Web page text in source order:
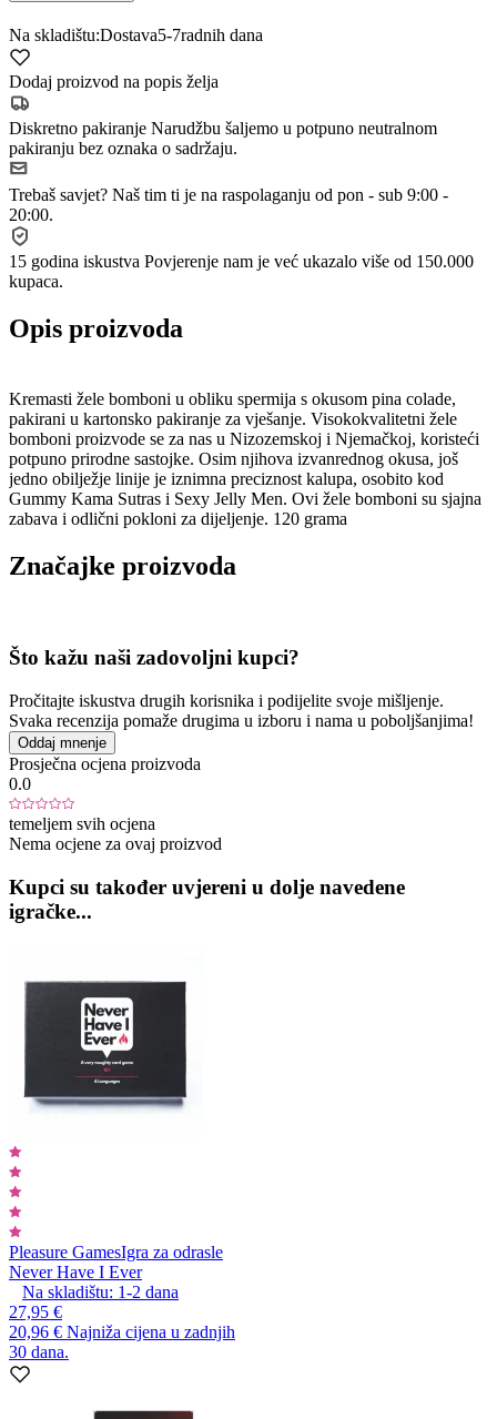
Na skladištu:Dostava5-7radnih dana
Dodaj proizvod na popis želja
Diskretno pakiranje Narudžbu šaljemo u potpuno neutralnom
pakiranju bez oznaka o sadržaju.
Trebaš savjet? Naš tim ti je na raspolaganju od pon - sub 9:00 -
20:00.
15 godina iskustva Povjerenje nam je već ukazalo više od 150.000
kupaca.
Opis proizvoda
Kremasti žele bomboni u obliku spermija s okusom pina colade,
pakirani u kartonsko pakiranje za vješanje. Visokokvalitetni žele
bomboni proizvode se za nas u Nizozemskoj i Njemačkoj, koristeći
potpuno prirodne sastojke. Osim njihova izvanrednog okusa, još
jedno obilježje linije je iznimna preciznost kalupa, osobito kod
Gummy Kama Sutras i Sexy Jelly Men. Ovi žele bomboni su sjajna
zabava i odlični pokloni za dijeljenje. 120 grama
Značajke proizvoda
Što kažu naši zadovoljni kupci?
Pročitajte iskustva drugih korisnika i podijelite svoje mišljenje.
Svaka recenzija pomaže drugima u izboru i nama u poboljšanjima!
Oddaj mnenje
Prosječna ocjena proizvoda
0.0
temeljem svih ocjena
Nema ocjene za ovaj proizvod
Kupci su također uvjereni u dolje navedene
igračke...
Pleasure GamesIgra za odrasle
Never Have I Ever
Na skladištu: 1-2 dana
27,95 €
20,96 € Najniža cijena u zadnjih
30 dana.